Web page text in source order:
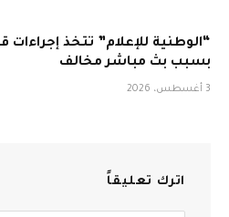
“الوطنية للإعلام” تتخذ
بسبب بث مباشر مخالف
3 أغسطس، 2026
اترك تعليقاً